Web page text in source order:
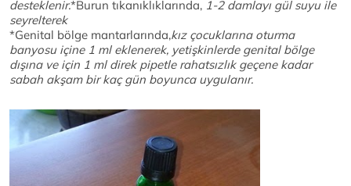
desteklenir.*Burun tıkanıklıklarında, 1-2 damlayı gül suyu ile
seyrelterek
*Genital bölge mantarlarında,kız çocuklarına oturma
banyosu içine 1 ml eklenerek, yetişkinlerde genital bölge
dışına ve için 1 ml direk pipetle rahatsızlık geçene kadar
sabah akşam bir kaç gün boyunca uygulanır.